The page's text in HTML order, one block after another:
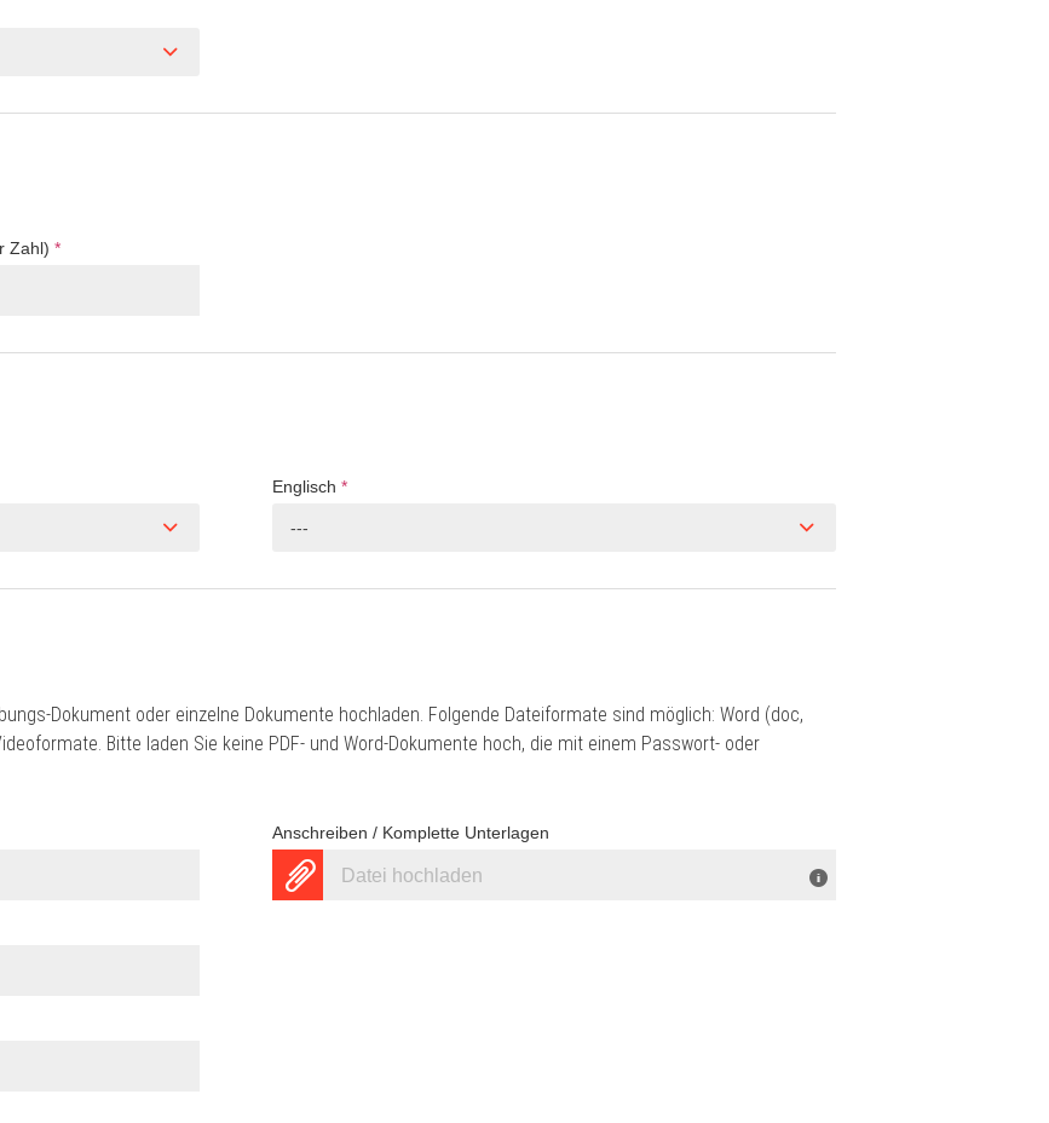
Zahl) *
Englisch *
---
Dokument oder einzelne Dokumente hochladen. Folgende Dateiformate sind möglich: Word (doc,
Bitte laden Sie keine PDF- und Word-Dokumente hoch, die mit einem Passwort- oder
Anschreiben / Komplette Unterlagen
Datei hochladen